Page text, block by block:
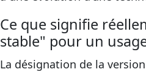
Ce que signifie
stable" pour un
La désignation de la